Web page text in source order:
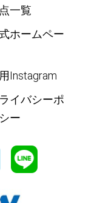
一覧
ホームペー
Instagram
イバシーポ
ー